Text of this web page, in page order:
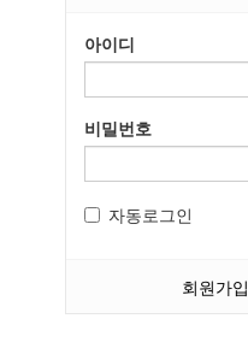
아이디
비밀번호
자동로그인
회원가입